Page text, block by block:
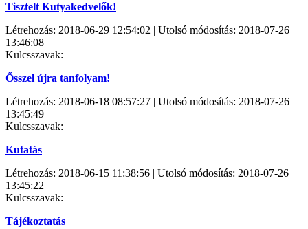
Tisztelt Kutyakedvelők!
Létrehozás: 2018-06-29 12:54:02 | Utolsó módosítás: 2018-07-26
13:46:08
Kulcsszavak:
Ősszel újra tanfolyam!
Létrehozás: 2018-06-18 08:57:27 | Utolsó módosítás: 2018-07-26
13:45:49
Kulcsszavak:
Kutatás
Létrehozás: 2018-06-15 11:38:56 | Utolsó módosítás: 2018-07-26
13:45:22
Kulcsszavak:
Tájékoztatás